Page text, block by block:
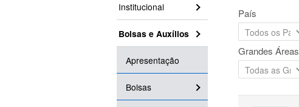
Institucional
Bolsas e Auxílios
Apresentação
Bolsas
País
Grandes Áreas